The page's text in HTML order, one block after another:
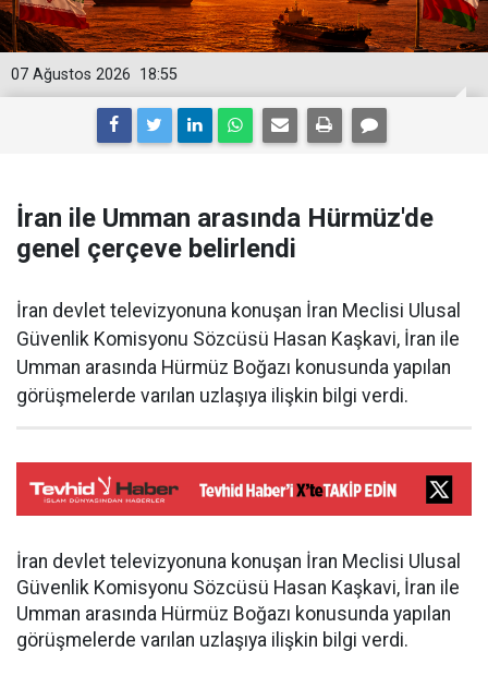
18:55
07 Ağustos 2026
İran ile Umman arasında Hürmüz'de
genel çerçeve belirlendi
İran devlet televizyonuna konuşan İran Meclisi Ulusal
Güvenlik Komisyonu Sözcüsü Hasan Kaşkavi, İran ile
Umman arasında Hürmüz Boğazı konusunda yapılan
görüşmelerde varılan uzlaşıya ilişkin bilgi verdi.
İran devlet televizyonuna konuşan İran Meclisi Ulusal
Güvenlik Komisyonu Sözcüsü Hasan Kaşkavi, İran ile
Umman arasında Hürmüz Boğazı konusunda yapılan
görüşmelerde varılan uzlaşıya ilişkin bilgi verdi.